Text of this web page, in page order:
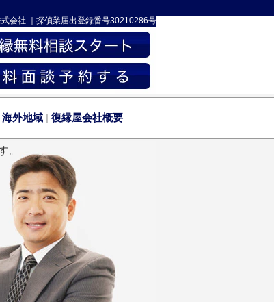
会社 探偵業届出登録番号30210286号
海外地域 | 復縁屋会社概要
。